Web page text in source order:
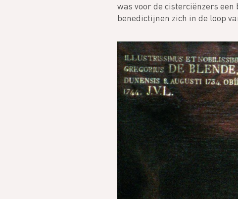
was voor de cisterciënzers
benedictijnen zich in de loop